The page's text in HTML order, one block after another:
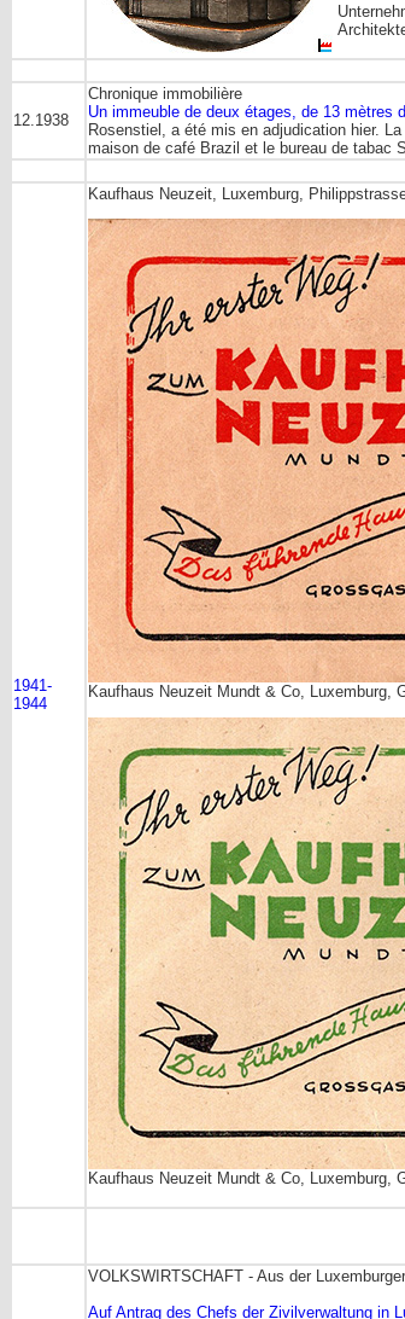
12.1938
Chronique immobilière
Un immeuble de deux étages, de 13 mètres
Rosenstiel, a été mis en adjudication hier.
maison de café Brazil et le bureau de tabac
1941-
1944
Kaufhaus Neuzeit, Luxemburg,
Kaufhaus Neuzeit Mundt & Co, Luxemburg,
Kaufhaus Neuzeit Mundt & Co, Luxemburg,
VOLKSWIRTSCHAFT - Aus der
Auf Antrag des Chefs der Zivilverwaltung in